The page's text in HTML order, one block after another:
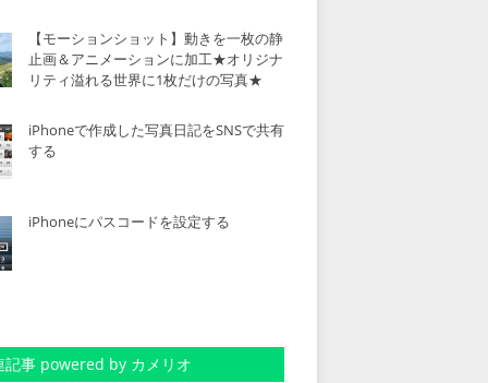
【モーションショット】動きを一枚の静
止画＆アニメーションに加工★オリジナ
リティ溢れる世界に1枚だけの写真★
iPhoneで作成した写真日記をSNSで共有
する
iPhoneにパスコードを設定する
記事 powered by カメリオ